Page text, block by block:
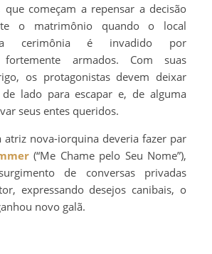
que começam a repensar a decisão
o matrimônio quando o local
cerimônia é invadido por
fortemente armados. Com suas
os protagonistas devem deixar
de lado para escapar e, de alguma
seus entes queridos.
atriz nova-iorquina deveria fazer par
(“Me Chame pelo Seu Nome”),
de conversas privadas
expressando desejos canibais, o
novo galã.